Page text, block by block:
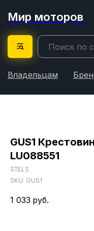
Мир моторов
Владельцам
GUS1
LU088551
STELS
SKU: GUS1
1 033 руб.